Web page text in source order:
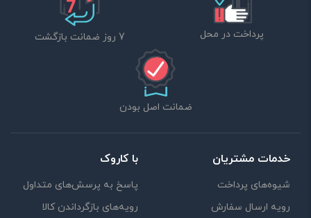
پرداخت در محل 7 روز ضمانت بازگشت
ضمانت اصل بودن
خدمات مشتریان
شیوه‌های پرداخت
رویه ارسال سفارش
با کاروک
پاسخ به پرسش‌های متداول
رویه‌های بازگرداندن کالا